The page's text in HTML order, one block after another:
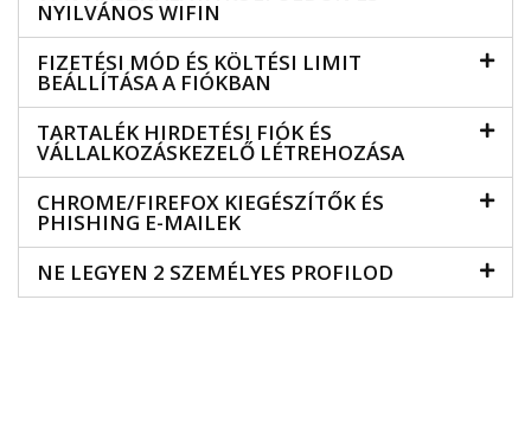
NYILVÁNOS WIFIN
FIZETÉSI MÓD ÉS KÖLTÉSI LIMIT
BEÁLLÍTÁSA A FIÓKBAN
TARTALÉK HIRDETÉSI FIÓK ÉS
VÁLLALKOZÁSKEZELŐ LÉTREHOZÁSA
CHROME/FIREFOX KIEGÉSZÍTŐK ÉS
PHISHING E-MAILEK
NE LEGYEN 2 SZEMÉLYES PROFILOD